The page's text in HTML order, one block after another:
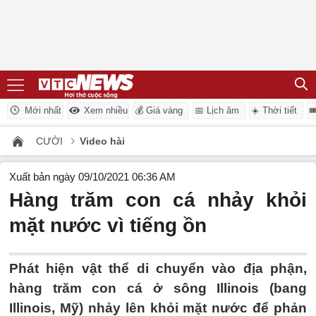
Mới nhất Xem nhiều 💰 Giá vàng 📅 Lịch âm ☀️ Thời tiết
CƯỜI Video hài
Xuất bản ngày 09/10/2021 06:36 AM
Hàng trăm con cá nhảy khỏi
mặt nước vì tiếng ồn
Phát hiện vật thể di chuyển vào địa phận,
hàng trăm con cá ở sông Illinois (bang
Illinois, Mỹ) nhảy lên khỏi mặt nước để phản